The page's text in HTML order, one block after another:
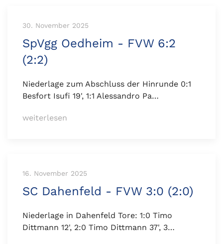
30. November 2025
SpVgg Oedheim - FVW 6:2
(2:2)
Niederlage zum Abschluss der Hinrunde 0:1
Besfort Isufi 19', 1:1 Alessandro Pa…
weiterlesen
16. November 2025
SC Dahenfeld - FVW 3:0 (2:0)
Niederlage in Dahenfeld Tore: 1:0 Timo
Dittmann 12', 2:0 Timo Dittmann 37', 3…